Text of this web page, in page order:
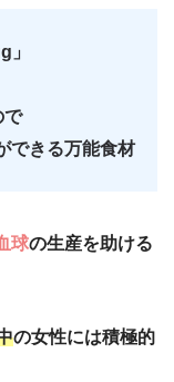
」
で
できる万能食材
球の生産を助ける
の女性には積極的